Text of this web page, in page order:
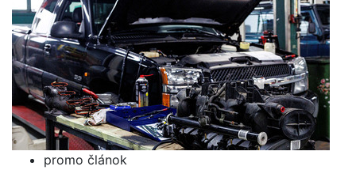
promo článok